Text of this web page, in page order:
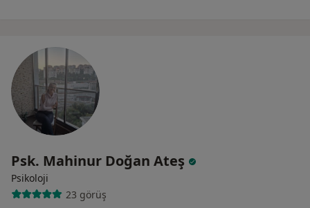
Psk. Mahinur Doğan Ateş
Psikoloji
23 görüş